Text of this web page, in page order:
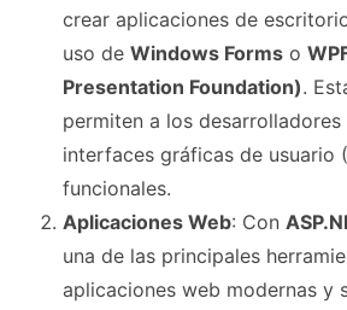
crear aplicaciones de
uso de Windows Forms o
Presentation Foundation).
permiten a los desarrolladores
interfaces gráficas de usuario
funcionales.
Aplicaciones Web: Con
una de las principales
aplicaciones web modernas y